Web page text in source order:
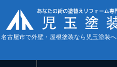
名古屋市で外壁・屋根塗装なら児玉塗装へ